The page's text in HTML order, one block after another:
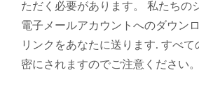
ただく必要があります。 私たちの
電子メールアカウントへのダウン
リンクをあなたに送ります. すべ
密にされますのでご注意ください。